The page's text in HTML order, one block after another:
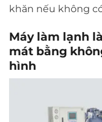
khăn nếu không
Máy làm lạnh
mát bằng
hình